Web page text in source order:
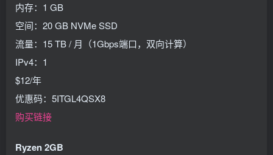
内存：1 GB
空间：20 GB NVMe SSD
流量：15 TB / 月（1Gbps端口，双向计算）
IPv4：1
$12/年
优惠码：5ITGL4QSX8
购买链接
Ryzen 2GB